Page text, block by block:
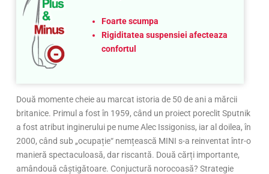
Foarte scumpa
Rigiditatea suspensiei afecteaza
confortul
Două momente cheie au marcat istoria de 50 de ani a mărcii
britanice. Primul a fost în 1959, când un proiect poreclit Sputnik
a fost atribut inginerului pe nume Alec Issigoniss, iar al doilea, în
2000, când sub „ocupație“ nemțească MINI s-a reinventat într-o
manieră spectaculoasă, dar riscantă. Două cărți importante,
amândouă câștigătoare. Conjuctură norocoasă? Strategie